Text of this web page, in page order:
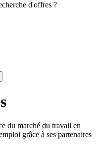
d'offres ?
du marché du travail en
grâce à ses partenaires